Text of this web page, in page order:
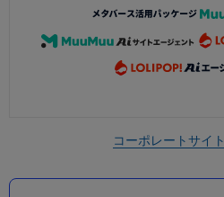
コーポレートサイト